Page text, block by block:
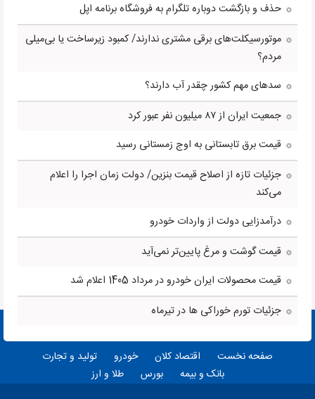
حذف و بازگشت دوباره تلگرام به فروشگاه برنامه اپل
موتورسیکلت‌های برقی مشتری ندارند/ کمبود زیرساخت یا بی‌میلی
مردم؟
سدهای مهم کشور چقدر آب دارند؟
جمعیت ایران از ۸۷ میلیون نفر عبور کرد
قیمت برق تابستانی به اوج زمستانی رسید
جزئیات تازه از اصلاح قیمت بنزین/ دولت زمان اجرا را اعلام
می‌کند
درآمدزایی دولت از واردات خودرو
قیمت گوشت و مرغ پایین‌تر نمی‌آید
قیمت محصولات ایران خودرو در مرداد 1405 اعلام شد
جزئیات تورم خوراکی ها در تیرماه
صفحه نخست اقتصاد کلان خودرو
تولید و تجارت
بانک و بیمه
بورس طلا و ارز